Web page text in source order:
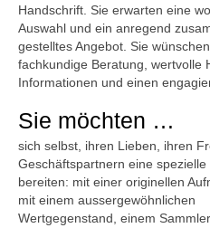
Handschrift. Sie erwarten eine
Auswahl und ein anregend
gestelltes Angebot. Sie
fachkundige Beratung, wertvolle
Informationen und einen
Sie möchten …
sich selbst, ihren Lieben, ihren
Geschäftspartnern eine spezielle
bereiten: mit einer originellen
mit einem aussergewöhnlichen
Wertgegenstand, einem